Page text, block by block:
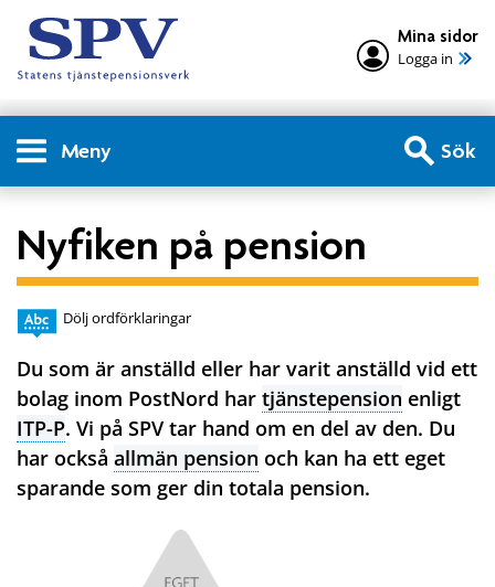
Mina sidor
Logga in
Meny Sök
Nyfiken på pension
Dölj ordförklaringar
Du som är anställd eller har varit anställd vid ett
bolag inom PostNord har tjänstepension enligt
ITP-P. Vi på SPV tar hand om en del av den. Du
har också allmän pension och kan ha ett eget
sparande som ger din totala pension.